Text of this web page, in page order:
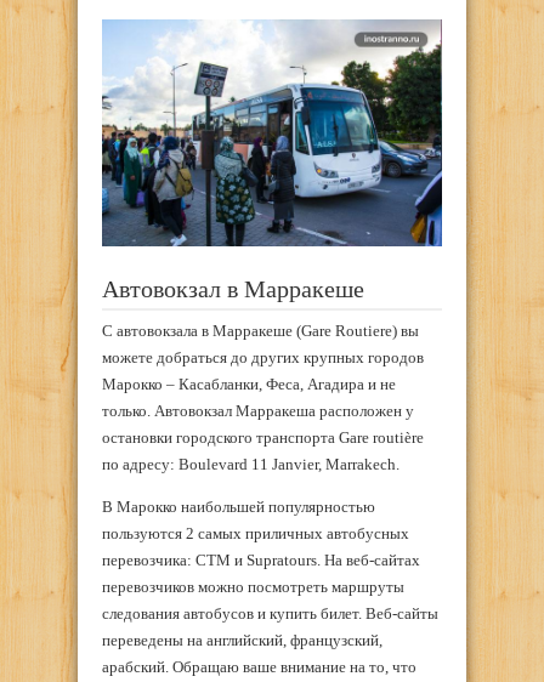
Автовокзал в Марракеше
С автовокзала в Марракеше (Gare Routiere) вы
можете добраться до других крупных городов
Марокко – Касабланки, Феса, Агадира и не
только. Автовокзал Марракеша расположен у
остановки городского транспорта Gare routière
по адресу: Boulevard 11 Janvier, Marrakech
В Марокко наибольшей популярностью
пользуются 2 самых приличных автобусных
перевозчика: CTM и Supratours. На веб-сайтах
перевозчиков можно посмотреть маршруты
следования автобусов и купить билет. Веб-сайты
переведены на английский, французский,
арабский. Обращаю ваше внимание на то, что